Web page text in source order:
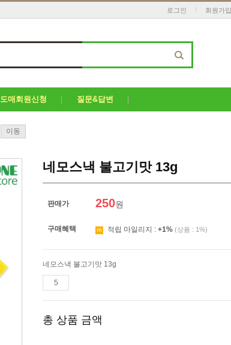
로그인 회원가입
도매회원신청 질문&답변
이동
네모스낵 불고기맛 13g
판매가 250원
구매혜택 적립 마일리지 : +1% (상품 : 1%)
네모스낵 불고기맛 13g
총 상품 금액